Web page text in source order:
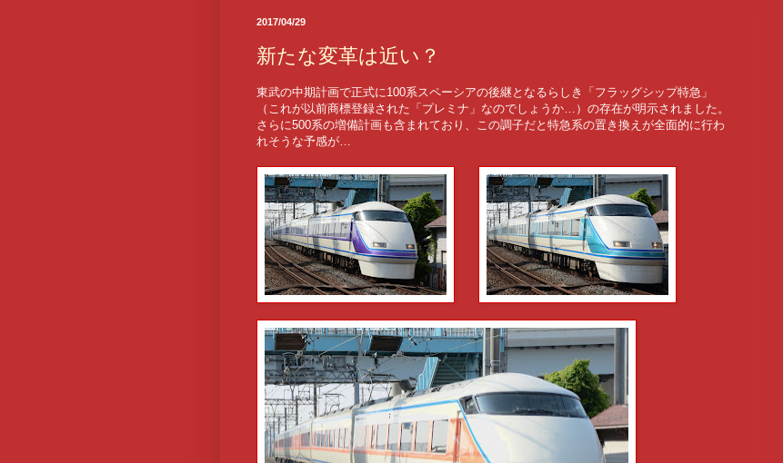
2017/04/29
新たな変革は近い？
東武の中期計画で正式に100系スペーシアの後継となるらしき「フラッグシップ特急」
（これが以前商標登録された「プレミナ」なのでしょうか…）の存在が明示されました。
さらに500系の増備計画も含まれており、この調子だと特急系の置き換えが全面的に行わ
れそうな予感が…